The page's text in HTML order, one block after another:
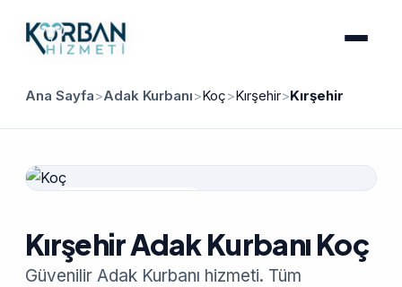
Ana Sayfa>Adak Kurbanı>Koç>Kırşehir>Kırşehir
Kırşehir Adak Kurbanı Koç
Güvenilir Adak Kurbanı hizmeti. Tüm